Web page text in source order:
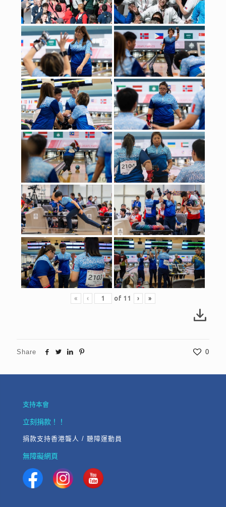
« ‹ of 11 › »
Share 0
支持本會
立刻捐款！！
捐款支持香港聾人 / 聽障運動員
無障礙網頁